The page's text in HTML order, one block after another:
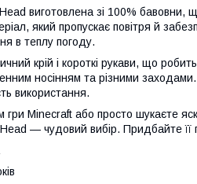
виготовлена зі 100% бавовни,
який пропускає повітря й
в теплу погоду.
крій і короткі рукави, що
носінням та різними
використання.
Minecraft або просто шукаєте
— чудовий вибір. Придбайте